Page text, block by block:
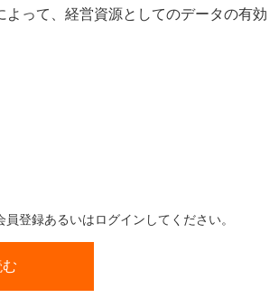
って、経営資源としてのデータの有効
登録あるいはログインしてください。